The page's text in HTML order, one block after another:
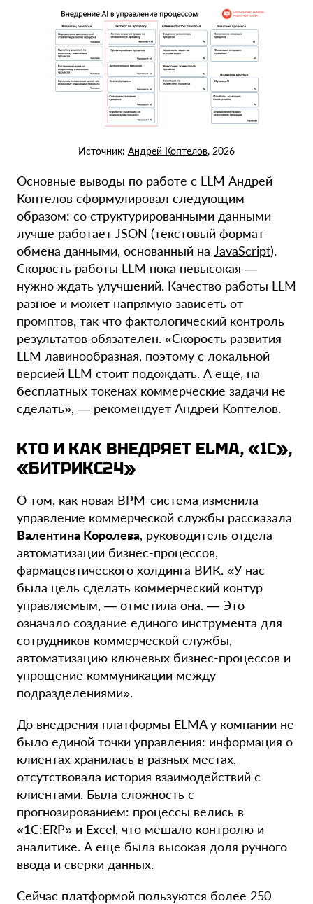
Источник: Андрей Коптелов, 2026
Основные выводы по работе с LLM Андрей
Коптелов сформулировал следующим
образом: со структурированными данными
лучше работает JSON (текстовый формат
обмена данными, основанный на JavaScript).
Скорость работы LLM пока невысокая —
нужно ждать улучшений. Качество работы LLM
разное и может напрямую зависеть от
промптов, так что фактологический контроль
результатов обязателен. «Скорость развития
LLM лавинообразная, поэтому с локальной
версией LLM стоит подождать. А еще, на
бесплатных токенах коммерческие задачи не
сделать», — рекомендует Андрей Коптелов.
КТО И КАК ВНЕДРЯЕТ ELMA, «1С»,
«БИТРИКС24»
О том, как новая BPM-система изменила
управление коммерческой службы рассказала
Валентина Королева, руководитель отдела
автоматизации бизнес-процессов,
фармацевтического холдинга ВИК. «У нас
была цель сделать коммерческий контур
управляемым, — отметила она. — Это
означало создание единого инструмента для
сотрудников коммерческой службы,
автоматизацию ключевых бизнес-процессов и
упрощение коммуникации между
подразделениями».
До внедрения платформы ELMAу компании не
было единой точки управления: информация о
клиентах хранилась в разных местах,
отсутствовала история взаимодействий с
клиентами. Была сложность с
прогнозированием: процессы велись в
«1С:ERP» и Excel, что мешало контролю и
аналитике. А еще была высокая доля ручного
ввода и сверки данных.
Сейчас платформой пользуются более 250